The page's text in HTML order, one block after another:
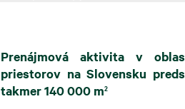
Prenájmová aktivita v
priestorov na Slovensku
takmer 140 000 m2